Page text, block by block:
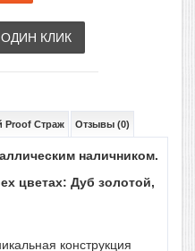
КЛИК
Proof Страж Отзывы (0)
наличником.
цветах: Дуб золотой,
конструкция